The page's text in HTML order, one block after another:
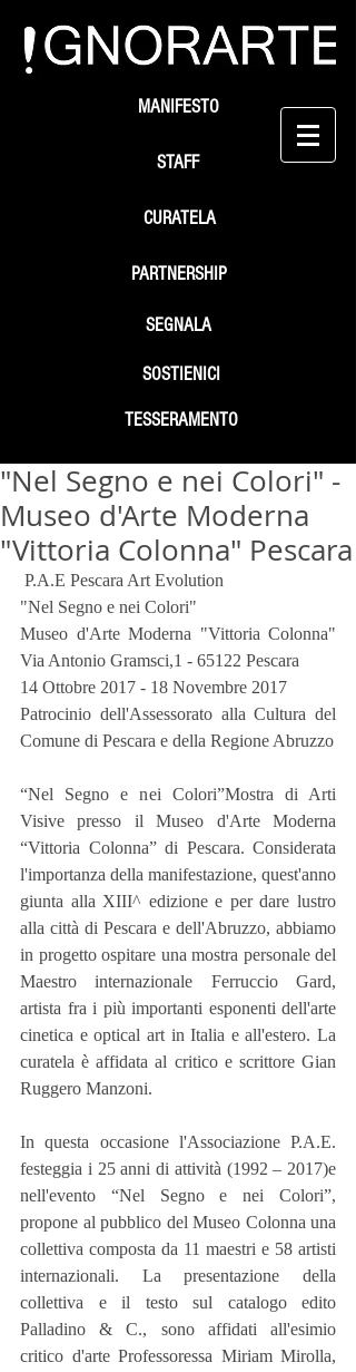
STAFF
SEGNALA
SOSTIENICI
MANIFESTO
PARTNERSHIP
TESSERAMENTO
CURATELA
"Nel Segno e nei Colori" -
Museo d'Arte Moderna
"Vittoria Colonna" Pescara
P.A.E Pescara Art Evolution
"Nel Segno e nei Colori"
Museo d'Arte Moderna "Vittoria Colonna"
Via Antonio Gramsci,1 - 65122 Pescara
14 Ottobre 2017 - 18 Novembre 2017
Patrocinio dell'Assessorato alla Cultura del
Comune di Pescara e della Regione Abruzzo
“Nel Segno e nei Colori”Mostra di Arti
Visive presso il Museo d'Arte Moderna
“Vittoria Colonna” di Pescara. Considerata
l'importanza della manifestazione, quest'anno
giunta alla XIII^ edizione e per dare lustro
alla città di Pescara e dell'Abruzzo, abbiamo
in progetto ospitare una mostra personale del
Maestro internazionale Ferruccio Gard,
artista fra i più importanti esponenti dell'arte
cinetica e optical art in Italia e all'estero. La
curatela è affidata al critico e scrittore Gian
Ruggero Manzoni.
In questa occasione l'Associazione P.A.E.
festeggia i 25 anni di attività (1992 – 2017)e
nell'evento “Nel Segno e nei Colori”,
propone al pubblico del Museo Colonna una
collettiva composta da 11 maestri e 58 artisti
internazionali. La presentazione della
collettiva e il testo sul catalogo edito
Palladino & C., sono affidati all'esimio
critico d'arte Professoressa Miriam Mirolla,